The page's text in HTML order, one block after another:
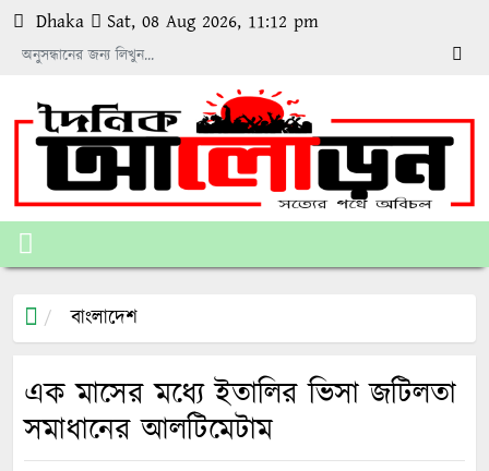
Dhaka Sat, 08 Aug 2026, 11:12 pm
বাংলাদেশ
এক মাসের মধ্যে ইতালির ভিসা জটিলতা
সমাধানের আলটিমেটাম